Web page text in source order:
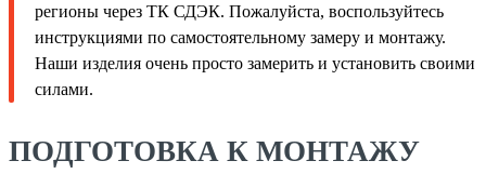
регионы через ТК СДЭК. Пожалуйста, воспользуйтесь
инструкциями по самостоятельному замеру и монтажу.
Наши изделия очень просто замерить и установить своими
силами.
ПОДГОТОВКА К МОНТАЖУ